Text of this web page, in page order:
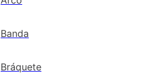
Banda
Bráquete